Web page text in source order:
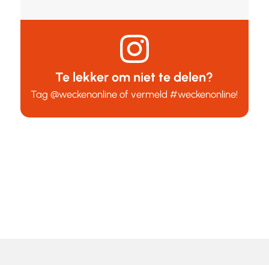
Te lekker om niet te delen?
Tag@weckenonline of vermeld#weckenonline!